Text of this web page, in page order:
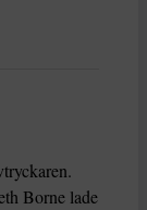
Borne lade